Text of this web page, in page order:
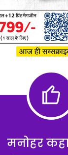
मनोहर